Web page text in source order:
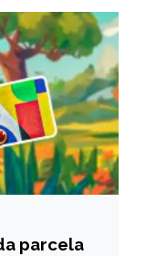
parcela